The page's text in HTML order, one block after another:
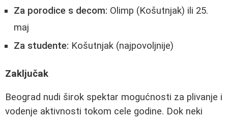
Za porodice s decom: Olimp (Košutnjak) ili 25.
maj
Za studente: Košutnjak (najpovoljnije)
Zaključak
Beograd nudi širok spektar mogućnosti za plivanje i
vodenje aktivnosti tokom cele godine. Dok neki